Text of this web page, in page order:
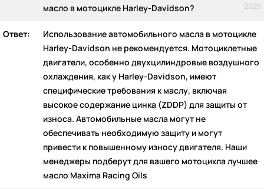
масло в мотоцикле Harley-Davidson?
2025
Ответ:
Использование автомобильного масла в мотоцикле
Harley-Davidson не рекомендуется. Мотоциклетные
двигатели, особенно двухцилиндровые воздушного
охлаждения, как у Harley-Davidson, имеют
специфические требования к маслу, включая
высокое содержание цинка (ZDDP) для защиты от
износа. Автомобильные масла могут не
обеспечивать необходимую защиту и могут
привести к повышенному износу двигателя. Наши
менеджеры подберут для вашего мотоцикла лучшее
масло Maxima Racing Oils